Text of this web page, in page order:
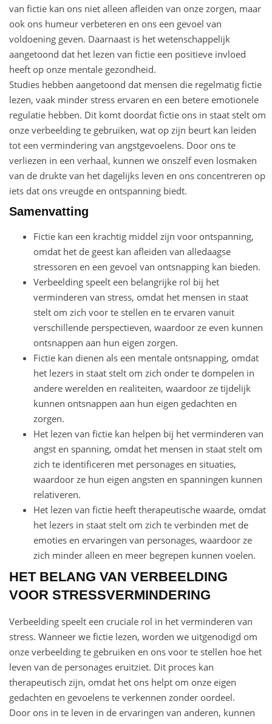
van fictie kan ons niet alleen afleiden van onze zorgen, maar
ook ons humeur verbeteren en ons een gevoel van
voldoening geven. Daarnaast is het wetenschappelijk
aangetoond dat het lezen van fictie een positieve invloed
heeft op onze mentale gezondheid.
Studies hebben aangetoond dat mensen die regelmatig fictie
lezen, vaak minder stress ervaren en een betere emotionele
regulatie hebben. Dit komt doordat fictie ons in staat stelt om
onze verbeelding te gebruiken, wat op zijn beurt kan leiden
tot een vermindering van angstgevoelens. Door ons te
verliezen in een verhaal, kunnen we onszelf even losmaken
van de drukte van het dagelijks leven en ons concentreren op
iets dat ons vreugde en ontspanning biedt.
Samenvatting
Fictie kan een krachtig middel zijn voor ontspanning,
omdat het de geest kan afleiden van alledaagse
stressoren en een gevoel van ontsnapping kan bieden.
Verbeelding speelt een belangrijke rol bij het
verminderen van stress, omdat het mensen in staat
stelt om zich voor te stellen en te ervaren vanuit
verschillende perspectieven, waardoor ze even kunnen
ontsnappen aan hun eigen zorgen.
Fictie kan dienen als een mentale ontsnapping, omdat
het lezers in staat stelt om zich onder te dompelen in
andere werelden en realiteiten, waardoor ze tijdelijk
kunnen ontsnappen aan hun eigen gedachten en
zorgen.
Het lezen van fictie kan helpen bij het verminderen van
angst en spanning, omdat het mensen in staat stelt om
zich te identificeren met personages en situaties,
waardoor ze hun eigen angsten en spanningen kunnen
relativeren.
Het lezen van fictie heeft therapeutische waarde, omdat
het lezers in staat stelt om zich te verbinden met de
emoties en ervaringen van personages, waardoor ze
zich minder alleen en meer begrepen kunnen voelen.
HET BELANG VAN VERBEELDING
VOOR STRESSVERMINDERING
Verbeelding speelt een cruciale rol in het verminderen van
stress. Wanneer we fictie lezen, worden we uitgenodigd om
onze verbeelding te gebruiken en ons voor te stellen hoe het
leven van de personages eruitziet. Dit proces kan
therapeutisch zijn, omdat het ons helpt om onze eigen
gedachten en gevoelens te verkennen zonder oordeel.
Door ons in te leven in de ervaringen van anderen, kunnen